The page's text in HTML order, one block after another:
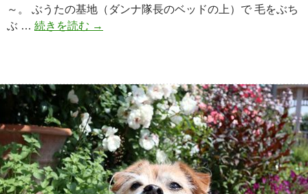
～。 ぶうたの基地（ダンナ隊長のベッドの上）で 毛をぶち
ぶ … 続きを読む 捕
～
→